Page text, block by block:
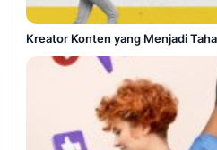
Kreator Konten yang Menjadi